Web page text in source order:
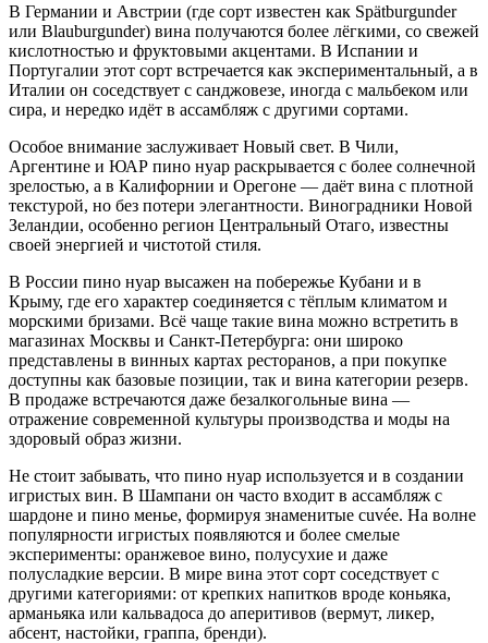
В Германии и Австрии (где сорт известен как Spätburgunder
или Blauburgunder) вина получаются более лёгкими, со свежей
кислотностью и фруктовыми акцентами. В Испании и
Португалии этот сорт встречается как экспериментальный, а в
Италии он соседствует с санджовезе, иногда с мальбеком или
сира, и нередко идёт в ассамбляж с другими сортами.
Особое внимание заслуживает Новый свет. В Чили,
Аргентине и ЮАР пино нуар раскрывается с более солнечной
зрелостью, а в Калифорнии и Орегоне — даёт вина с плотной
текстурой, но без потери элегантности. Виноградники Новой
Зеландии, особенно регион Центральный Отаго, известны
своей энергией и чистотой стиля.
В России пино нуар высажен на побережье Кубани и в
Крыму, где его характер соединяется с тёплым климатом и
морскими бризами. Всё чаще такие вина можно встретить в
магазинах Москвы и Санкт-Петербурга: они широко
представлены в винных картах ресторанов, а при покупке
доступны как базовые позиции, так и вина категории резерв.
В продаже встречаются даже безалкогольные вина —
отражение современной культуры производства и моды на
здоровый образ жизни.
Не стоит забывать, что пино нуар используется и в создании
игристых вин. В Шампани он часто входит в ассамбляж с
шардоне и пино менье, формируя знаменитые cuvée. На волне
популярности игристых появляются и более смелые
эксперименты: оранжевое вино, полусухие и даже
полусладкие версии. В мире вина этот сорт соседствует с
другими категориями: от крепких напитков вроде коньяка,
арманьяка или кальвадоса до аперитивов (вермут, ликер,
абсент, настойки, граппа, бренди).